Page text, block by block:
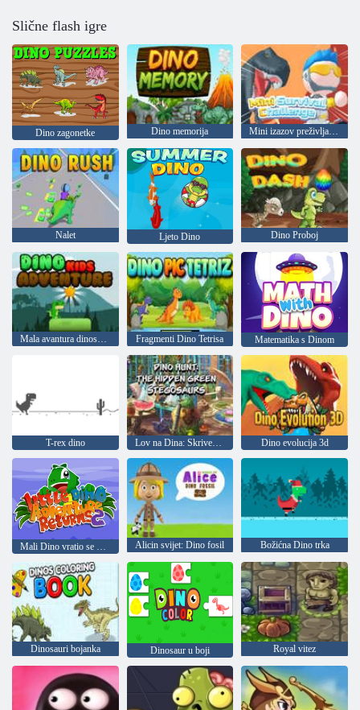
Slične flash igre
Dino zagonetke Dino memorija Mini izazov preživljavanja
Nalet Ljeto Dino Dino Proboj
Mala avantura dinosaura Fragmenti Dino Tetrisa Matematika s Dinom
T-rex dino Lov na Dina: Skriveni zeleni stegosaurus Dino evolucija 3d
Alicin svijet: Dino fosil Božićna Dino trka
Dinosauri bojanka Dinosaur u boji Royal vitez